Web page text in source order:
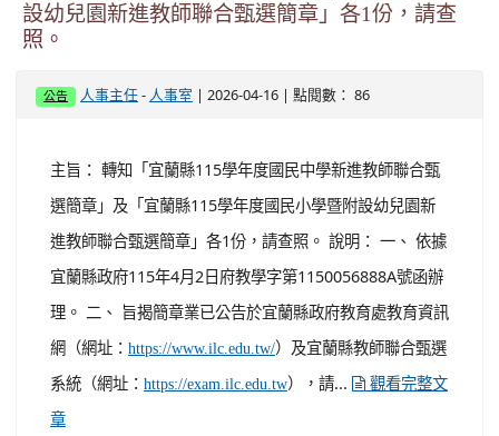
設幼兒園新進教師聯合甄選簡章」各1份，請查
照。
公告 人事主任 - 人事室 | 2026-04-16 | 點閱數： 86
主旨： 轉知「宜蘭縣115學年度國民中學新進教師聯合甄
選簡章」及「宜蘭縣115學年度國民小學暨附設幼兒園新
進教師聯合甄選簡章」各1份，請查照。 說明： 一、 依據
宜蘭縣政府115年4月2日府教學字第1150056888A號函辦
理。 二、 旨揭簡章業已公告於宜蘭縣政府教育處教育資訊
網（網址： https://www.ilc.edu.tw/）及宜蘭縣教師聯合甄選
系統（網址： https://exam.ilc.edu.tw），請... 觀看完整文
章